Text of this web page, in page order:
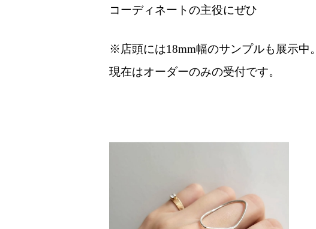
コーディネートの主役にぜひ
※店頭には18mm幅のサンプルも展示中。
現在はオーダーのみの受付です。